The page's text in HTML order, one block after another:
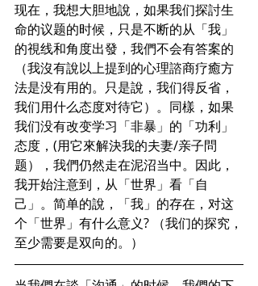
现在，我想大胆地說，如果我们探討生
命的议题的时候，只是不断的从「我」
的視线和角度出發，我們不会有答案的
（我沒有說以上提到的心理諮商疗癒方
法是没有用的。只是說，我们得反省，
我们用什么态度对待它）。同樣，如果
我们没有改变学习「非暴」的「功利」
态度，(用它來解決我的夫妻/亲子問
题），我們仍然走在泥沼当中。因此，
我开始注意到，从「世界」看「自
己」。简单的說，「我」的存在，对这
个「世界」有什么意义? （我们的探究，
至少需要是双向的。）